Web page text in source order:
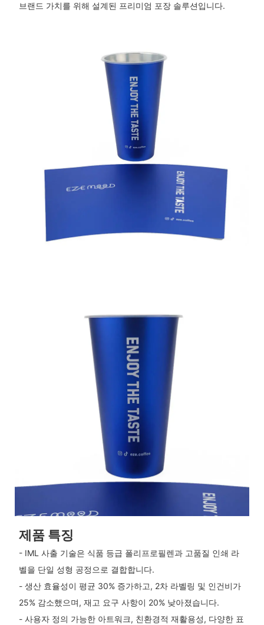
브랜드 가치를 위해 설계된 프리미엄 포장 솔루션입니다.
제품 특징
- IML 사출 기술은 식품 등급 폴리프로필렌과 고품질 인쇄 라
벨을 단일 성형 공정으로 결합합니다.
- 생산 효율성이 평균 30% 증가하고, 2차 라벨링 및 인건비가
25% 감소했으며, 재고 요구 사항이 20% 낮아졌습니다.
- 사용자 정의 가능한 아트워크, 친환경적 재활용성, 다양한 표